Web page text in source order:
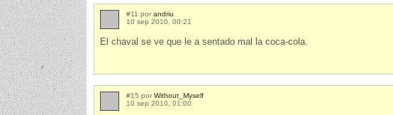
#11 por andriu
10 sep 2010, 00:21
El chaval se ve que le a sentado mal la coca-cola.
#15 por Without_Myself
10 sep 2010, 01:00